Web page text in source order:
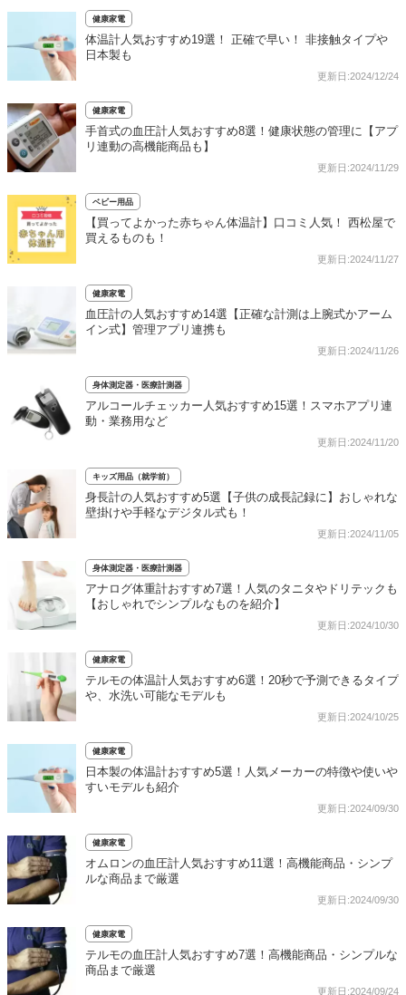
健康家電
体温計人気おすすめ19選！ 正確で早い！ 非接触タイプや
日本製も
更新日:2024/12/24
健康家電
手首式の血圧計人気おすすめ8選！健康状態の管理に【アプ
リ連動の高機能商品も】
更新日:2024/11/29
ベビー用品
【買ってよかった赤ちゃん体温計】口コミ人気！ 西松屋で
買えるものも！
更新日:2024/11/27
健康家電
血圧計の人気おすすめ14選【正確な計測は上腕式かアーム
イン式】管理アプリ連携も
更新日:2024/11/26
身体測定器・医療計測器
アルコールチェッカー人気おすすめ15選！スマホアプリ連
動・業務用など
更新日:2024/11/20
キッズ用品（就学前）
身長計の人気おすすめ5選【子供の成長記録に】おしゃれな
壁掛けや手軽なデジタル式も！
更新日:2024/11/05
身体測定器・医療計測器
アナログ体重計おすすめ7選！人気のタニタやドリテックも
【おしゃれでシンプルなものを紹介】
更新日:2024/10/30
健康家電
テルモの体温計人気おすすめ6選！20秒で予測できるタイプ
や、水洗い可能なモデルも
更新日:2024/10/25
健康家電
日本製の体温計おすすめ5選！人気メーカーの特徴や使いや
すいモデルも紹介
更新日:2024/09/30
健康家電
オムロンの血圧計人気おすすめ11選！高機能商品・シンプ
ルな商品まで厳選
更新日:2024/09/30
健康家電
テルモの血圧計人気おすすめ7選！高機能商品・シンプルな
商品まで厳選
更新日:2024/09/24